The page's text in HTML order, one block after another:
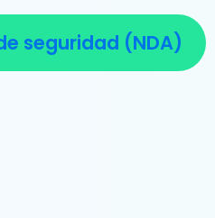
seguridad (NDA)